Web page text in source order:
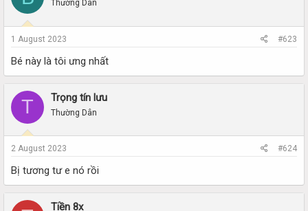
Thường Dân
1 August 2023 #623
Bé này là tôi ưng nhất
T Trọng tín lưu
Thường Dân
2 August 2023 #624
Bị tương tư e nó rồi
Tiền 8x